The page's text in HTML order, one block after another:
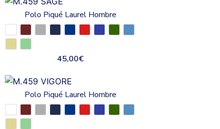
Polo Piqué Laurel Hombre
45,00€
Polo Piqué Laurel Hombre